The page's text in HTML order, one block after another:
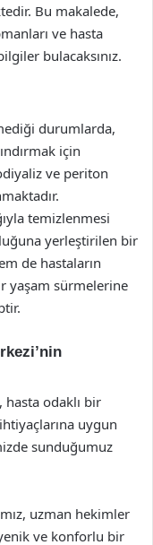
Bu makalede,
ve hasta
bulacaksınız.
durumlarda,
için
ve periton
temizlenmesi
yerleştirilen bir
de hastaların
yaşam sürmelerine
hasta odaklı bir
uygun
sunduğumuz
uzman hekimler
ve konforlu bir